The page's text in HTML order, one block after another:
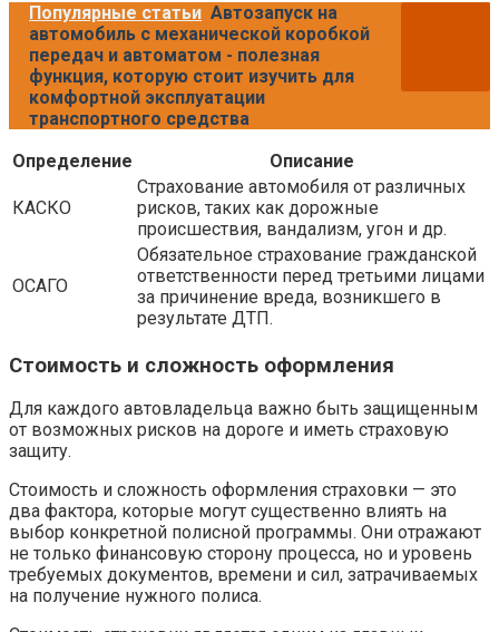
Популярные статьи Автозапуск на
автомобиль с механической коробкой
передач и автоматом - полезная
функция, которую стоит изучить для
комфортной эксплуатации
транспортного средства
Определение
Описание
КАСКО
Страхование автомобиля от различных
рисков, таких как дорожные
происшествия, вандализм, угон и др.
ОСАГО
Обязательное страхование гражданской
ответственности перед третьими лицами
за причинение вреда, возникшего в
результате ДТП.
Стоимость и сложность оформления
Для каждого автовладельца важно быть защищенным
от возможных рисков на дороге и иметь страховую
защиту.
Стоимость и сложность оформления страховки — это
два фактора, которые могут существенно влиять на
выбор конкретной полисной программы. Они отражают
не только финансовую сторону процесса, но и уровень
требуемых документов, времени и сил, затрачиваемых
на получение нужного полиса.